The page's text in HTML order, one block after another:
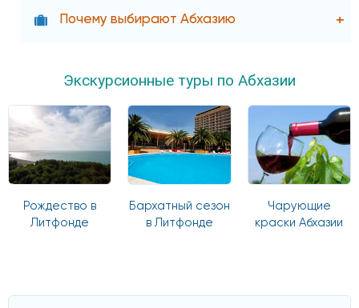
Почему выбирают Абхазию
Экскурсионные туры по Абхазии
Рождество в
Литфонде
Бархатный сезон
в Литфонде
Чарующие
краски Абхазии